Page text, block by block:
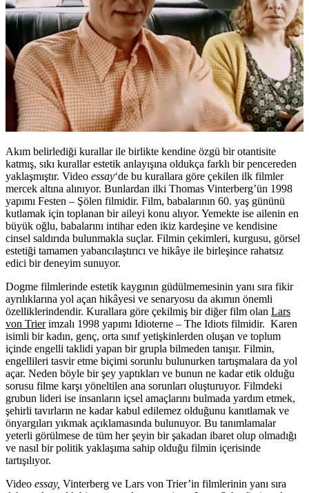
Akım belirlediği kurallar ile birlikte kendine özgü bir otantisite
katmış, sıkı kurallar estetik anlayışına oldukça farklı bir pencereden
yaklaşmıştır. Video essay‘de bu kurallara göre çekilen ilk filmler
mercek altına alınıyor. Bunlardan ilki Thomas Vinterberg’ün 1998
yapımı Festen – Şölen filmidir. Film, babalarının 60. yaş gününü
kutlamak için toplanan bir aileyi konu alıyor. Yemekte ise ailenin en
büyük oğlu, babalarını intihar eden ikiz kardeşine ve kendisine
cinsel saldırıda bulunmakla suçlar. Filmin çekimleri, kurgusu, görsel
estetiği tamamen yabancılaştırıcı ve hikâye ile birleşince rahatsız
edici bir deneyim sunuyor.
Dogme filmlerinde estetik kaygının güdülmemesinin yanı sıra fikir
ayrılıklarına yol açan hikâyesi ve senaryosu da akımın önemli
özelliklerindendir. Kurallara göre çekilmiş bir diğer film olan Lars
von Trierimzalı 1998 yapımı Idioterne – The Idiots filmidir. Karen
isimli bir kadın, genç, orta sınıf yetişkinlerden oluşan ve toplum
içinde engelli taklidi yapan bir grupla bilmeden tanışır. Filmin,
engellileri tasvir etme biçimi sorunlu bulunurken tartışmalara da yol
açar. Neden böyle bir şey yaptıkları ve bunun ne kadar etik olduğu
sorusu filme karşı yöneltilen ana sorunları oluşturuyor. Filmdeki
grubun lideri ise insanların içsel amaçlarını bulmada yardım etmek,
şehirli tavırların ne kadar kabul edilemez olduğunu kanıtlamak ve
önyargıları yıkmak açıklamasında bulunuyor. Bu tanımlamalar
yeterli görülmese de tüm her şeyin bir şakadan ibaret olup olmadığı
ve nasıl bir politik yaklaşıma sahip olduğu filmin içerisinde
tartışılıyor.
Video essay, Vinterberg ve Lars von Trier’in filmlerinin yanı sıra